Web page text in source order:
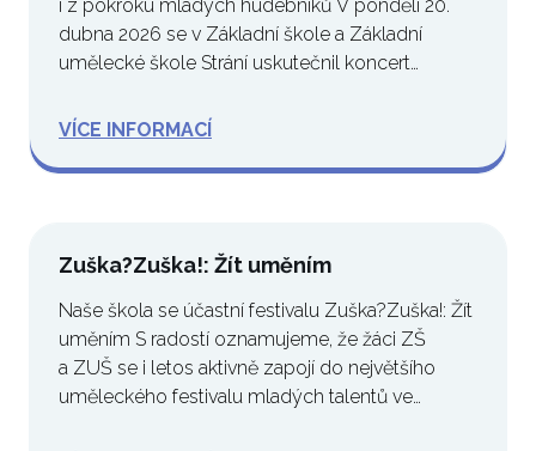
i z pokroku mladých hudebníků V pondělí 20.
dubna 2026 se v Základní škole a Základní
umělecké škole Strání uskutečnil koncert…
VÍCE INFORMACÍ
Zuška?Zuška!: Žít uměním
Naše škola se účastní festivalu Zuška?Zuška!: Žít
uměním S radostí oznamujeme, že žáci ZŠ
a ZUŠ se i letos aktivně zapojí do největšího
uměleckého festivalu mladých talentů ve…